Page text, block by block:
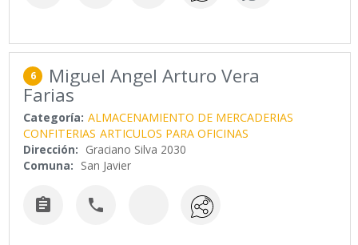
6 Miguel Angel Arturo Vera
Farias
Categoría: ALMACENAMIENTO DE MERCADERIAS
CONFITERIAS ARTICULOS PARA OFICINAS
Dirección: Graciano Silva 2030
Comuna: San Javier
 